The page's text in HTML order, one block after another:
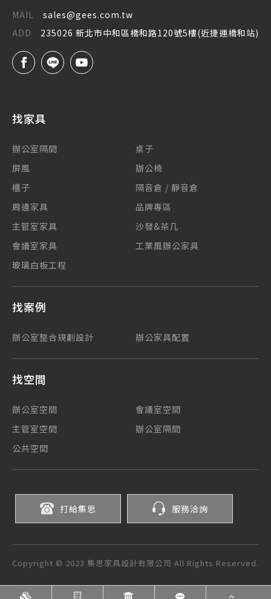
MAIL
sales@gees.com.tw
ADD
235026 新北市中和區橋和路120號5樓(近捷運橋和站)
找家具
辦公室隔間
桌子
屏風
辦公椅
櫃子
隔音倉 / 靜音倉
周邊家具
品牌專區
主管室家具
沙發&茶几
會議室家具
工業風辦公家具
玻璃白板工程
找案例
辦公室整合規劃設計 辦公家具配置
找空間
辦公室空間
會議室空間
主管室空間
辦公室隔間
公共空間
打給集思 服務洽詢
Copyright © 2023 集思家具設計有限公司 All Rights Reserved.